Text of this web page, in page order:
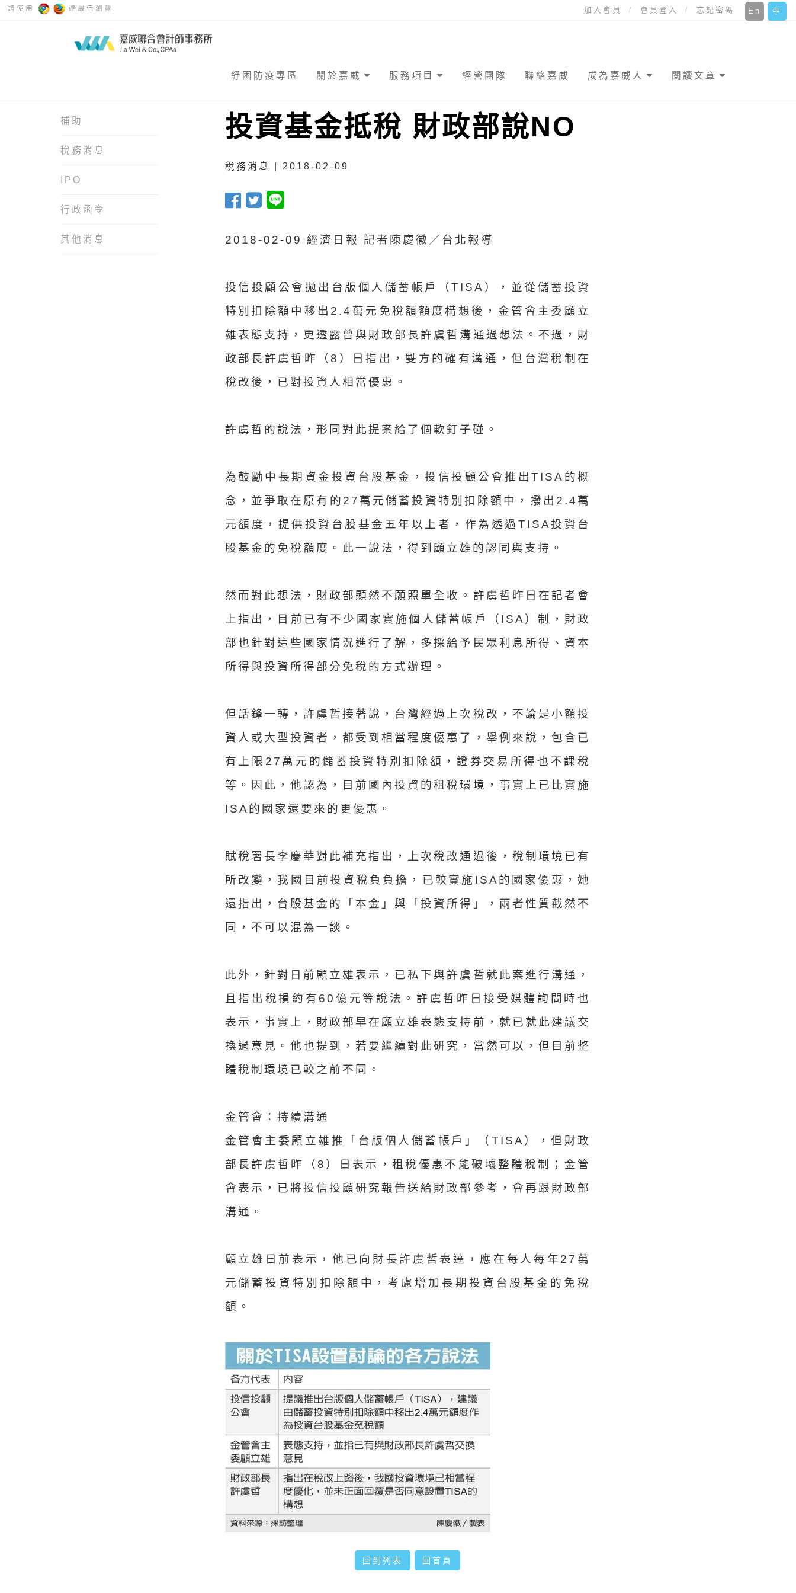
請使用 達最佳瀏覽 中
En
加入會員 會員登入 忘記密碼
紓困防疫專區 關於嘉威 服務項目 經營團隊 聯絡嘉威 成為嘉威人 閱讀文章
補助
稅務消息
IPO
行政函令
其他消息
投資基金抵稅 財政部說NO
稅務消息 | 2018-02-09
2018-02-09 經濟日報 記者陳慶徽／台北報導
投信投顧公會拋出台版個人儲蓄帳戶（TISA），並從儲蓄投資
特別扣除額中移出2.4萬元免稅額額度構想後，金管會主委顧立
雄表態支持，更透露曾與財政部長許虞哲溝通過想法。不過，財
政部長許虞哲昨（8）日指出，雙方的確有溝通，但台灣稅制在
稅改後，已對投資人相當優惠。
許虞哲的說法，形同對此提案給了個軟釘子碰。
為鼓勵中長期資金投資台股基金，投信投顧公會推出TISA的概
念，並爭取在原有的27萬元儲蓄投資特別扣除額中，撥出2.4萬
元額度，提供投資台股基金五年以上者，作為透過TISA投資台
股基金的免稅額度。此一說法，得到顧立雄的認同與支持。
然而對此想法，財政部顯然不願照單全收。許虞哲昨日在記者會
上指出，目前已有不少國家實施個人儲蓄帳戶（ISA）制，財政
部也針對這些國家情況進行了解，多採給予民眾利息所得、資本
所得與投資所得部分免稅的方式辦理。
但話鋒一轉，許虞哲接著說，台灣經過上次稅改，不論是小額投
資人或大型投資者，都受到相當程度優惠了，舉例來說，包含已
有上限27萬元的儲蓄投資特別扣除額，證券交易所得也不課稅
等。因此，他認為，目前國內投資的租稅環境，事實上已比實施
ISA的國家還要來的更優惠。
賦稅署長李慶華對此補充指出，上次稅改通過後，稅制環境已有
所改變，我國目前投資稅負負擔，已較實施ISA的國家優惠，她
還指出，台股基金的「本金」與「投資所得」，兩者性質截然不
同，不可以混為一談。
此外，針對日前顧立雄表示，已私下與許虞哲就此案進行溝通，
且指出稅損約有60億元等說法。許虞哲昨日接受媒體詢問時也
表示，事實上，財政部早在顧立雄表態支持前，就已就此建議交
換過意見。他也提到，若要繼續對此研究，當然可以，但目前整
體稅制環境已較之前不同。
金管會：持續溝通
金管會主委顧立雄推「台版個人儲蓄帳戶」（TISA），但財政
部長許虞哲昨（8）日表示，租稅優惠不能破壞整體稅制；金管
會表示，已將投信投顧研究報告送給財政部參考，會再跟財政部
溝通。
顧立雄日前表示，他已向財長許虞哲表達，應在每人每年27萬
元儲蓄投資特別扣除額中，考慮增加長期投資台股基金的免稅
額。
回到列表 回首頁